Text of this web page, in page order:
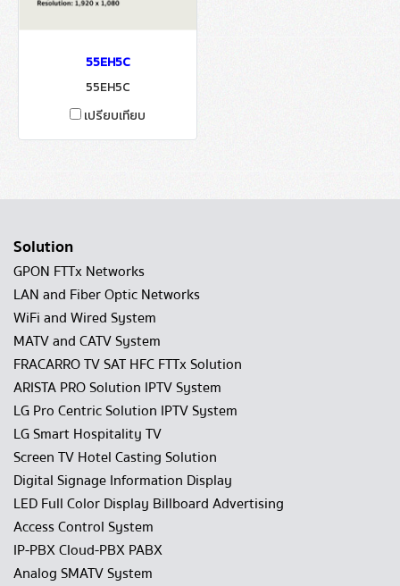
55EH5C
55EH5C
เปรียบเทียบ
Solution
GPON FTTx Networks
LAN and Fiber Optic Networks
WiFi and Wired System
MATV and CATV System
FRACARRO TV SAT HFC FTTx Solution
ARISTA PRO Solution IPTV System
LG Pro Centric Solution IPTV System
LG Smart Hospitality TV
Screen TV Hotel Casting Solution
Digital Signage Information Display
LED Full Color Display Billboard Advertising
Access Control System
IP-PBX Cloud-PBX PABX
Analog SMATV System